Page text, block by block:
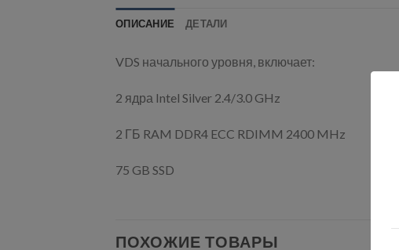
ОПИСАНИЕ ДЕТАЛИ
VDS начального уровня, включает:
2 ядра Intel Silver 2.4/3.0 GHz
2 ГБ RAM DDR4 ECC RDIMM 2400 MHz
75 GB SSD
ПОХОЖИЕ ТОВАРЫ